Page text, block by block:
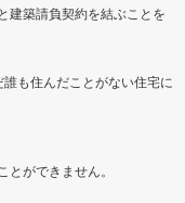
建築請負契約を結ぶことを
も住んだことがない住宅に
ができません。